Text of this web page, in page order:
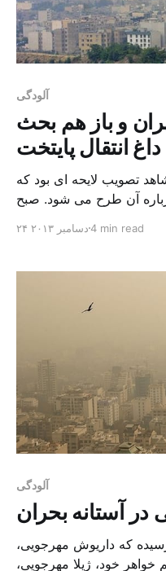
آلودگی
و باز هم بحث
داغ انتقال پایتخت
تصویب لایحه ای بود که
آن طرح می شود. صبح
و اداری تهران رای مثبت
ارائه این […]
۲۴ دسامبر ۲۰۱۳4 min read
آلودگی
در آستانه بحران
که داریوش مهرجویی،
خود، ژیلا مهرجویی،